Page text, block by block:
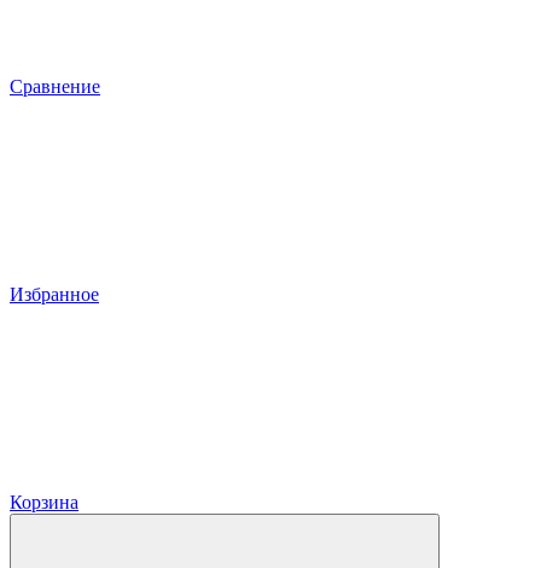
Сравнение
Избранное
Корзина